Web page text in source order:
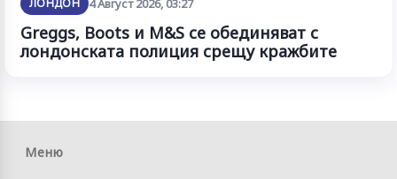
4 Август 2026, 03:27
Greggs, Boots и M&S се обединяват с
лондонската полиция срещу кражбите
Меню